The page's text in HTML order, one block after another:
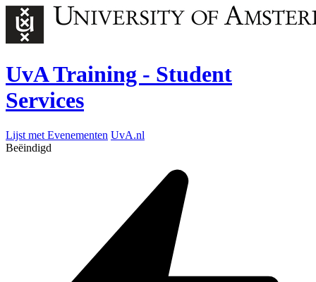
UvA Training - Student
Services
Lijst met Evenementen UvA.nl
Beëindigd